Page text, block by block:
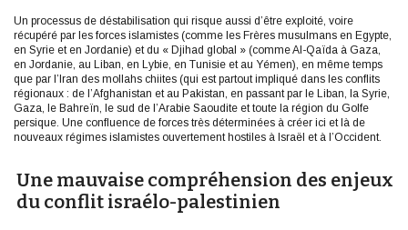
Un processus de déstabilisation qui risque aussi d’être exploité, voire
récupéré par les forces islamistes (comme les Frères musulmans en Egypte,
en Syrie et en Jordanie) et du « Djihad global » (comme Al-Qaïda à Gaza,
en Jordanie, au Liban, en Lybie, en Tunisie et au Yémen), en même temps
que par l’Iran des mollahs chiites (qui est partout impliqué dans les conflits
régionaux : de l’Afghanistan et au Pakistan, en passant par le Liban, la Syrie,
Gaza, le Bahreïn, le sud de l’Arabie Saoudite et toute la région du Golfe
persique. Une confluence de forces très déterminées à créer ici et là de
nouveaux régimes islamistes ouvertement hostiles à Israël et à l’Occident.
Une mauvaise compréhension des enjeux
du conflit israélo-palestinien